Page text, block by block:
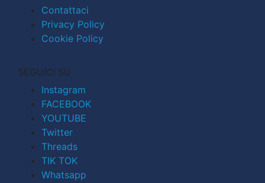
Contattaci
Privacy Policy
Cookie Policy
SEGUICI SU
Instagram
FACEBOOK
YOUTUBE
Twitter
Threads
TIK TOK
Whatsapp